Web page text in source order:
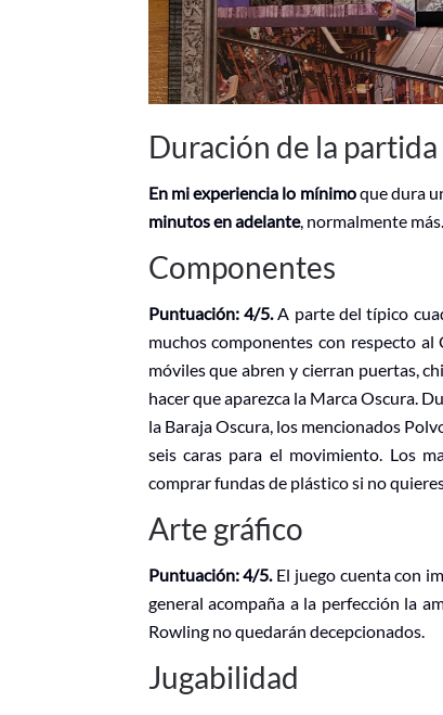
Duración de la
En mi experiencia lo mínimoque dura
minutos en adelante, normalmente más.
Componentes
Puntuación: 4/5.A parte del típico
muchos componentes con respecto
móviles que abren y cierran puertas,
hacer que aparezca la Marca Oscura.
la Baraja Oscura, los mencionados
seis caras para el movimiento. Los
comprar fundas de plástico si no
Arte gráfico
Puntuación: 4/5. El juego cuenta con
general acompaña a la perfección la
Rowling no quedarán decepcionados.
Jugabilidad